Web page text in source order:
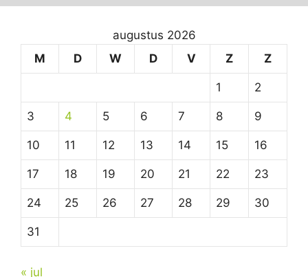
augustus 2026
M
D W D V Z Z
1 2
3 4 5 6 7 8 9
10 11 12 13 14 15 16
17 18 19 20 21 22 23
24 25 26 27 28 29 30
31
« jul